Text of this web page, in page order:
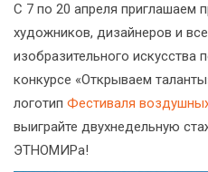
С 7 по 20 апреля приглашаем
художников, дизайнеров и
изобразительного искусства
конкурсе «Открываем
логотип Фестиваля
выиграйте двухнедельную
ЭТНОМИРа!